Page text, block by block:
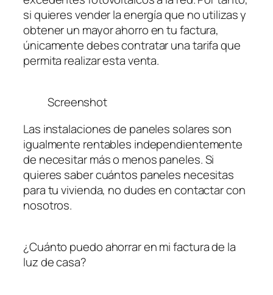
si quieres vender la energía que no utilizas y
obtener un mayor ahorro en tu factura,
únicamente debes contratar una tarifa que
permita realizar esta venta.
Screenshot
Las instalaciones de paneles solares son
igualmente rentables independientemente
de necesitar más o menos paneles. Si
quieres saber cuántos paneles necesitas
para tu vivienda, no dudes en contactar con
nosotros.
¿Cuánto puedo ahorrar en mi factura de la
luz de casa?